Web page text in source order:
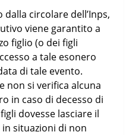
circolare dell’Inps,
viene garantito a
figlio (o dei figli
a tale esonero
di tale evento.
non si verifica alcuna
in caso di decesso di
dovesse lasciare il
situazioni di non